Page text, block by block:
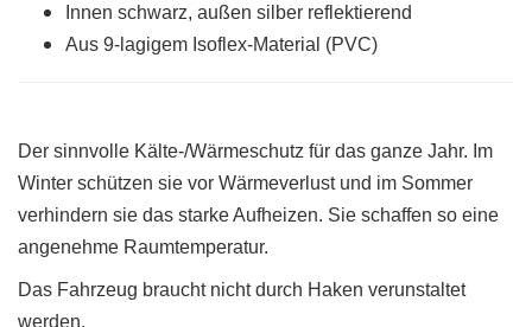
Innen schwarz, außen silber reflektierend
Aus 9-lagigem Isoflex-Material (PVC)
Der sinnvolle Kälte-/Wärmeschutz für das ganze Jahr. Im
Winter schützen sie vor Wärmeverlust und im Sommer
verhindern sie das starke Aufheizen. Sie schaffen so eine
angenehme Raumtemperatur.
Das Fahrzeug braucht nicht durch Haken verunstaltet
werden.